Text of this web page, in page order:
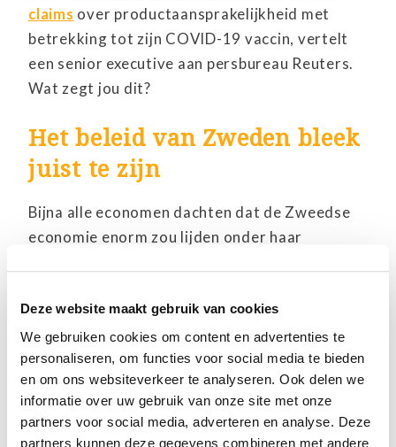
Deze website maakt gebruik van cookies
We gebruiken cookies om content en advertenties te
personaliseren, om functies voor social media te bieden
en om ons websiteverkeer te analyseren. Ook delen we
informatie over uw gebruik van onze site met onze
partners voor social media, adverteren en analyse. Deze
partners kunnen deze gegevens combineren met andere
claims over productaansprakelijkheid met
betrekking tot zijn COVID-19 vaccin, vertelt
een senior executive aan persbureau Reuters.
Wat zegt jou dit?
Het beleid van Zweden bleek
juist te zijn
Bijna alle economen dachten dat de Zweedse
economie enorm zou lijden onder haar
in de eerste helft van het jaar, allemaal in het
tweede kwartaal.
Een groot deel van de recessie in Zweden werd
veroorzaakt door een terugval van de vraag
naar export vanuit de volledig gesloten